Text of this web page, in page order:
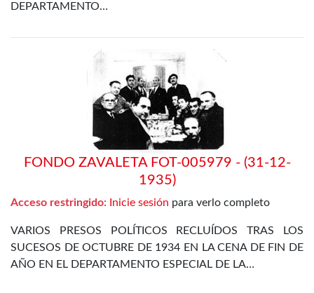
DEPARTAMENTO…
FONDO ZAVALETA FOT-005979 - (31-12-
1935)
Acceso restringido: Inicie sesión para verlo completo
VARIOS PRESOS POLÍTICOS RECLUÍDOS TRAS LOS
SUCESOS DE OCTUBRE DE 1934 EN LA CENA DE FIN DE
AÑO EN EL DEPARTAMENTO ESPECIAL DE LA…